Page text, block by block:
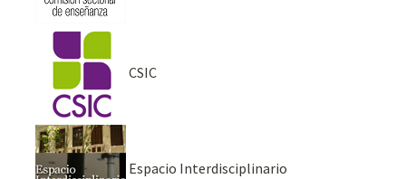
CSIC
Espacio Interdisciplinario